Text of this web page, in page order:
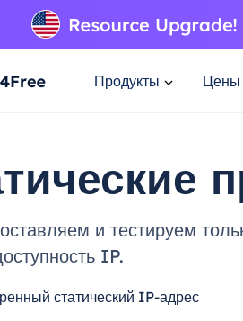
Продукты Цены
и тестируем
IP.
статический IP-адрес